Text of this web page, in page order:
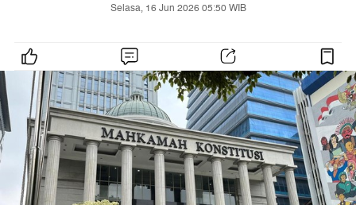
Selasa, 16 Jun 2026 05:50 WIB